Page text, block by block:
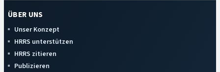
ÜBER UNS
Unser Konzept
HRRS unterstützen
HRRS zitieren
Publizieren